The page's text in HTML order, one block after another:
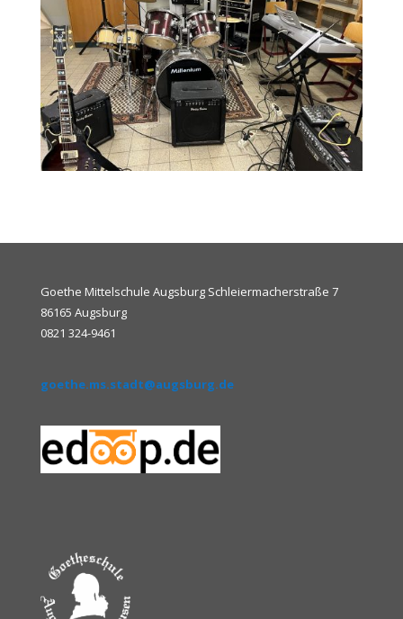
Goethe Mittelschule Augsburg Schleiermacherstraße 7
86165 Augsburg
0821 324-9461
goethe.ms.stadt@augsburg.de